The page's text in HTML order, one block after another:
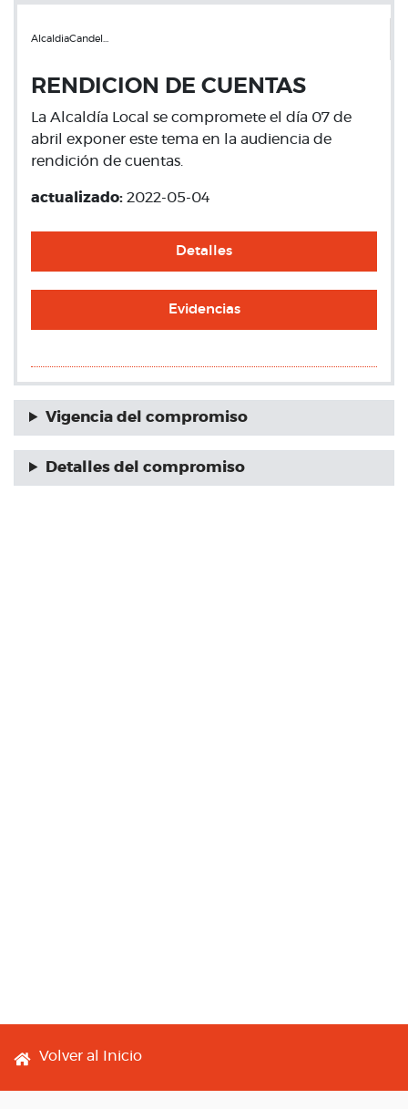
AlcaldiaCandel…
RENDICION DE CUENTAS
La Alcaldía Local se compromete el día 07 de
abril exponer este tema en la audiencia de
rendición de cuentas.
actualizado: 2022-05-04
Detalles
Evidencias
Vigencia del compromiso
Detalles del compromiso
Footer menu
Volver al Inicio